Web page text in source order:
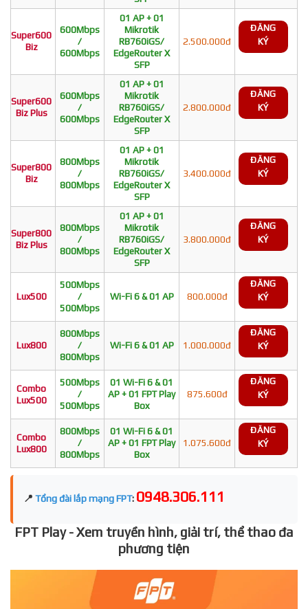
Super600
Biz
600Mbps
/
600Mbps
01 AP + 01
Mikrotik
RB760iGS/
EdgeRouter X
SFP
2.500.000đ
ĐĂNG
KÝ
Super600
Biz Plus
600Mbps
/
600Mbps
01 AP + 01
Mikrotik
RB760iGS/
EdgeRouter X
SFP
2.800.000đ
ĐĂNG
KÝ
Super800
Biz
800Mbps
/
800Mbps
01 AP + 01
Mikrotik
RB760iGS/
EdgeRouter X
SFP
3.400.000đ
ĐĂNG
KÝ
Super800
Biz Plus
800Mbps
/
800Mbps
01 AP + 01
Mikrotik
RB760iGS/
EdgeRouter X
SFP
3.800.000đ
ĐĂNG
KÝ
Lux500
500Mbps
/
500Mbps
Wi-Fi 6 & 01 AP 800.000đ
ĐĂNG
KÝ
Lux800
800Mbps
/
800Mbps
Wi-Fi 6 & 01 AP 1.000.000đ
ĐĂNG
KÝ
Combo
Lux500
500Mbps
/
500Mbps
01 Wi-Fi 6 & 01
AP + 01 FPT Play
Box
875.600đ
ĐĂNG
KÝ
Combo
Lux800
800Mbps
/
800Mbps
01 Wi-Fi 6 & 01
AP + 01 FPT Play
Box
1.075.600đ
ĐĂNG
KÝ
📍 Tổng đài lắp mạng FPT: 0948.306.111
FPT Play - Xem truyền hình, giải trí, thể thao đa
phương tiện